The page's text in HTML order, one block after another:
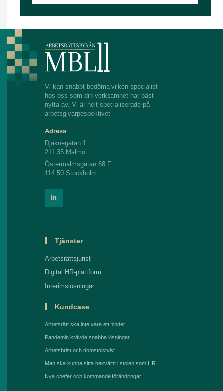
Vi kan snabbt bedöma vilken specialist
hos oss som din verksamhet har bäst
nytta av. Vi är helt specialiserade på
arbetsgivarpespektivet.
Adress
Djäknegatan 1
211 35 Malmö
Östermalmsgatan 68 F
114 50 Stockholm
Tjänster
Arbetsrättsjurist
Digital HR-plattform
Interimslösningar
Kundcase
Arbetsrätt ska inte vara ett hinder
Pandemin krävde snabba lösningar
Arbetsbrist och domstolstvist
Man ska kunna sitta bekvämt i stolen som HR
Nya chefer och kommande förändringar